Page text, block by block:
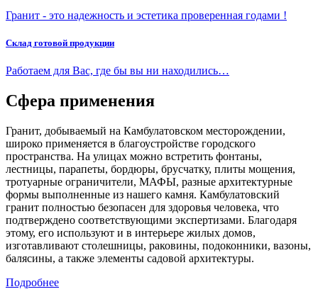
Гранит - это надежность и эстетика проверенная годами !
Склад готовой продукции
Работаем для Вас, где бы вы ни находились…
Сфера применения
Гранит, добываемый на Камбулатовском месторождении,
широко применяется в благоустройстве городского
пространства. На улицах можно встретить фонтаны,
лестницы, парапеты, бордюры, брусчатку, плиты мощения,
тротуарные ограничители, МАФЫ, разные архитектурные
формы выполненные из нашего камня. Камбулатовский
гранит полностью безопасен для здоровья человека, что
подтверждено соответствующими экспертизами. Благодаря
этому, его используют и в интерьере жилых домов,
изготавливают столешницы, раковины, подоконники, вазоны,
балясины, а также элементы садовой архитектуры.
Подробнее